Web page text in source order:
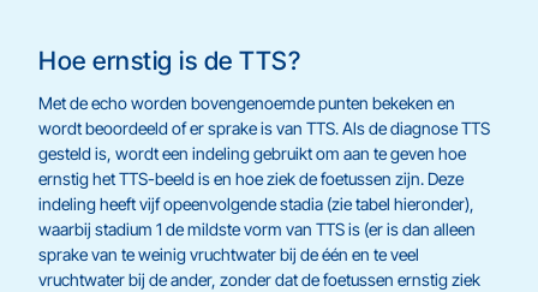
Hoe ernstig is de TTS?
Met de echo worden bovengenoemde punten bekeken en
wordt beoordeeld of er sprake is van TTS. Als de diagnose TTS
gesteld is, wordt een indeling gebruikt om aan te geven hoe
ernstig het TTS-beeld is en hoe ziek de foetussen zijn. Deze
indeling heeft vijf opeenvolgende stadia (zie tabel hieronder),
waarbij stadium 1 de mildste vorm van TTS is (er is dan alleen
sprake van te weinig vruchtwater bij de één en te veel
vruchtwater bij de ander, zonder dat de foetussen ernstig ziek